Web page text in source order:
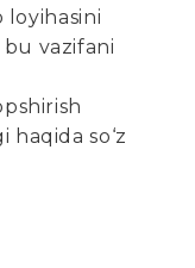
loyihasini
vazifani
so‘z